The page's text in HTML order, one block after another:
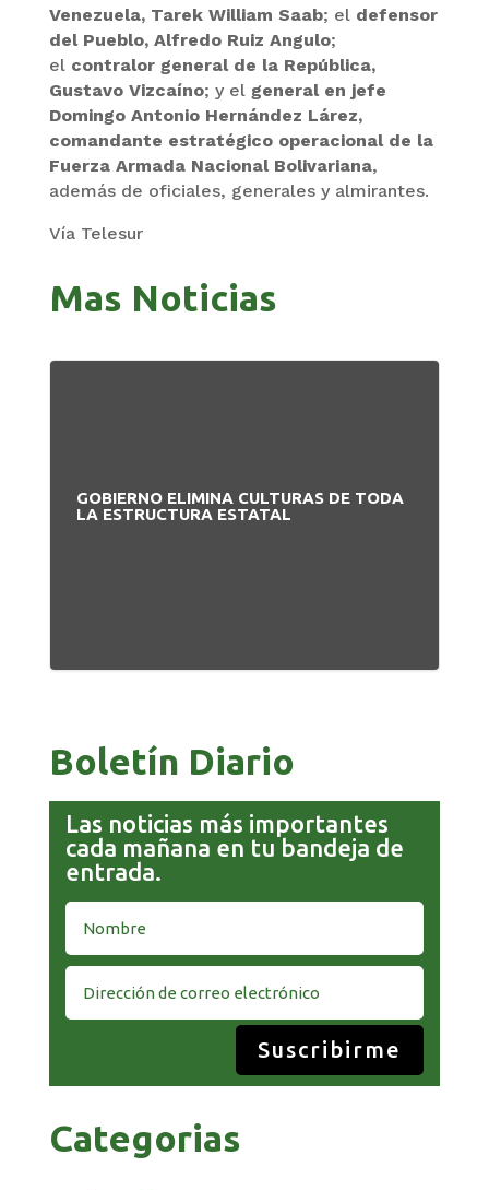
Venezuela, Tarek William Saab; el defensor
del Pueblo, Alfredo Ruiz Angulo;
el contralor general de la República,
Gustavo Vizcaíno; y el general en jefe
Domingo Antonio Hernández Lárez,
comandante estratégico operacional de la
Fuerza Armada Nacional Bolivariana,
además de oficiales, generales y almirantes.
Vía Telesur
Mas Noticias
GOBIERNO ELIMINA CULTURAS DE TODA
LA ESTRUCTURA ESTATAL
Boletín Diario
Las noticias más importantes
cada mañana en tu bandeja de
entrada.
Suscribirme
Categorias